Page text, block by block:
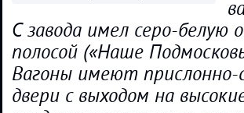
С завода имел серо-белую
полосой («Hаше
Вагоны имеют
двери с выходом на